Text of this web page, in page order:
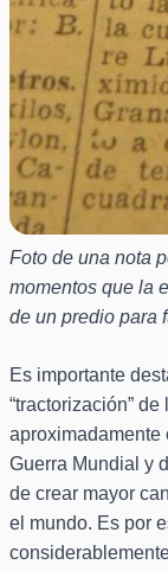
Foto de una nota
momentos que la
de un predio para
Es importante
“tractorización”
aproximadamente
Guerra Mundial y
de crear mayor
el mundo. Es por